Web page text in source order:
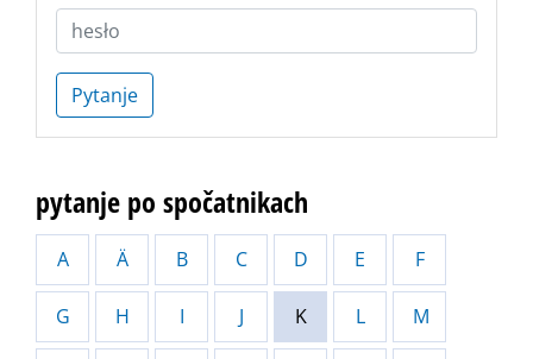
Pytanje
pytanje po spočatnikach
A Ä B C D E F
G H I J K L M